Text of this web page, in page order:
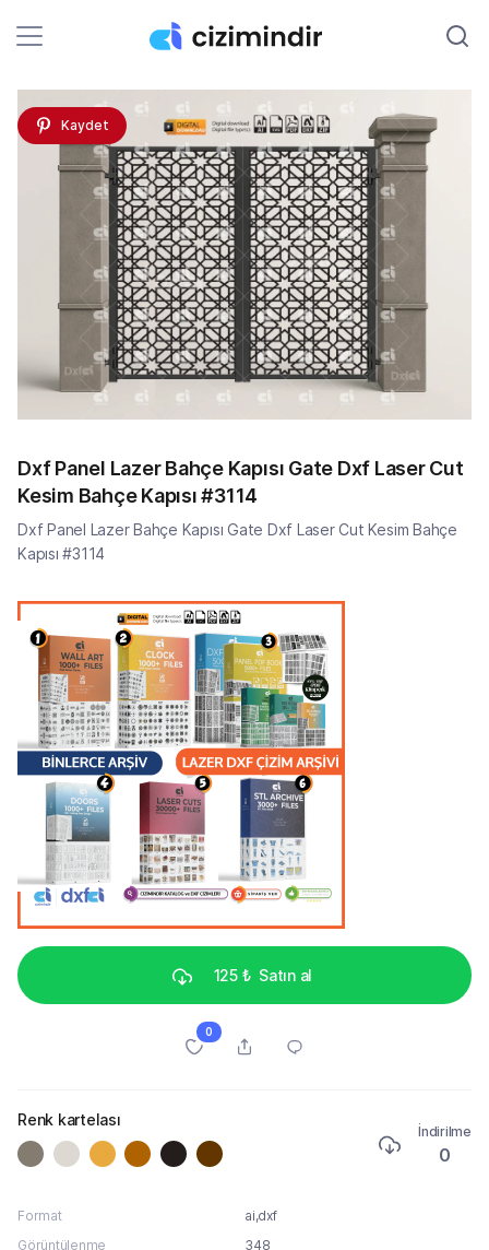
Kaydet
Dxf Panel Lazer Bahçe Kapısı Gate Dxf Laser Cut
Kesim Bahçe Kapısı #3114
Dxf Panel Lazer Bahçe Kapısı Gate Dxf Laser Cut Kesim Bahçe
Kapısı #3114
125 ₺ Satın al
0
Renk kartelası
İndirilme
0
Format
ai,dxf
Görüntülenme
348